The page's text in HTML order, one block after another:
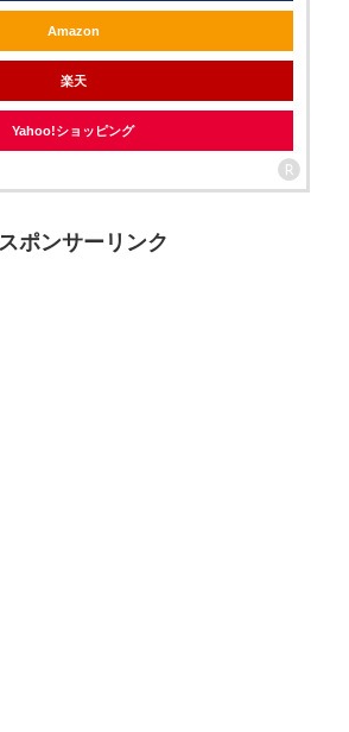
Amazon
楽天
Yahoo!ショッピング
スポンサーリンク